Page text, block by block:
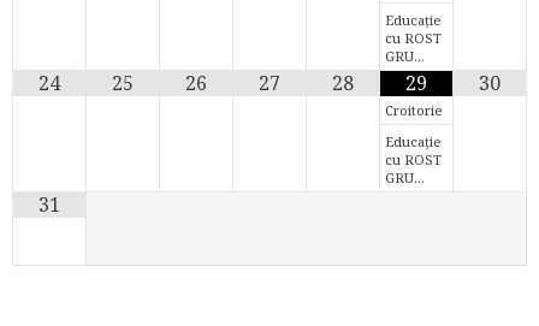
Educație
cu ROST
GRU…
24 25 26 27 28 29
Croitorie
Educație
cu ROST
GRU…
30
31